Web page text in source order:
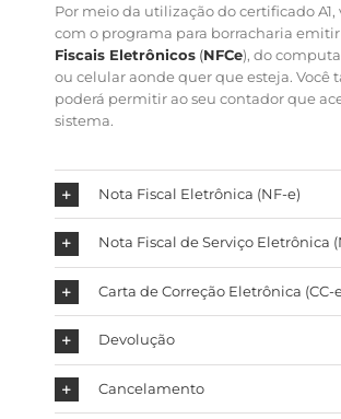
Por meio da utilização do certificado A1,
com o programa para borracharia emitir
Fiscais Eletrônicos(NFCe), do
ou celular aonde quer que esteja. Você
poderá permitir ao seu contador que
sistema.
Nota Fiscal Eletrônica (NF-e)
Nota Fiscal de Serviço Eletrônica
Carta de Correção Eletrônica (CC-
Devolução
Cancelamento